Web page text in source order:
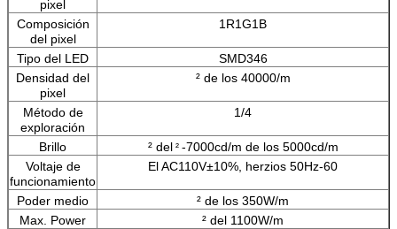
pixel
Composición
del pixel
1R1G1B
Tipo del LED
SMD346
Densidad del
pixel
² de los 40000/m
Método de
exploración
1/4
Brillo ² del ² -7000cd/m de los 5000cd/m
Voltaje de
funcionamiento
El AC110V±10%, herzios 50Hz-60
Poder medio
² de los 350W/m
Max. Power
² del 1100W/m